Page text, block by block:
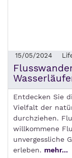
15/05/2024
Entdecken Sie
Vielfalt der
durchziehen.
willkommene
unvergessliche
erleben. mehr...